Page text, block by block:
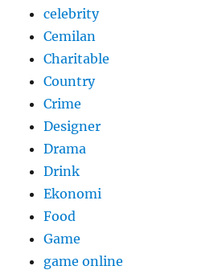
celebrity
Cemilan
Charitable
Country
Crime
Designer
Drama
Drink
Ekonomi
Food
Game
game online